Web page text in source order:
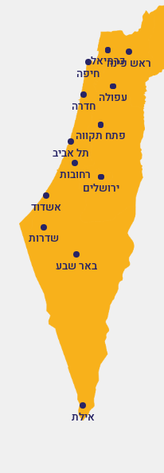
רחובות
תל אביב
חיפה
ירושלים
פתח תקווה
חדרה
אילת
באר שבע
אשדוד
שדרות
עפולה
ראש פינהכרמיאל